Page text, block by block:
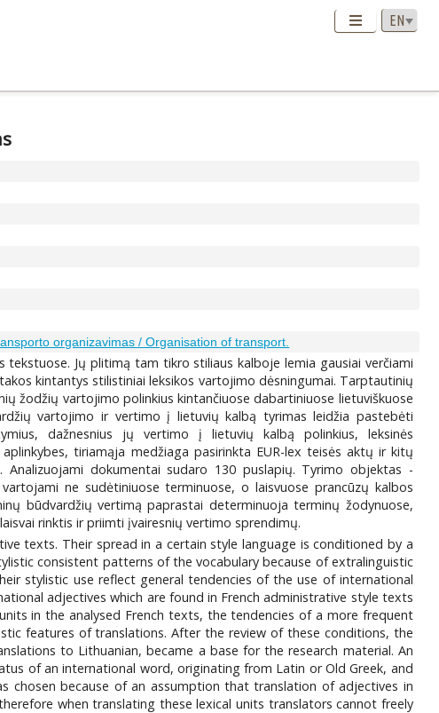
organizavimas / Organisation of transport.
Jų plitimą tam tikro stiliaus kalboje lemia gausiai verčiami
kintantys stilistiniai leksikos vartojimo dėsningumai. Tarptautinių
žodžių vartojimo polinkius kintančiuose dabartiniuose lietuviškuose
vartojimo ir vertimo į lietuvių kalbą tyrimas leidžia pastebėti
dažnesnius jų vertimo į lietuvių kalbą polinkius, leksinės
tiriamąja medžiaga pasirinkta EUR-lex teisės aktų ir kitų
dokumentai sudaro 130 puslapių. Tyrimo objektas -
ne sudėtiniuose terminuose, o laisvuose prancūzų kalbos
būdvardžių vertimą paprastai determinuoja terminų žodynuose,
rinktis ir priimti įvairesnių vertimo sprendimų.
texts. Their spread in a certain style language is conditioned by a
consistent patterns of the vocabulary because of extralinguistic
stylistic use reflect general tendencies of the use of international
adjectives which are found in French administrative style texts
in the analysed French texts, the tendencies of a more frequent
features of translations. After the review of these conditions, the
to Lithuanian, became a base for the research material. An
of an international word, originating from Latin or Old Greek, and
chosen because of an assumption that translation of adjectives in
when translating these lexical units translators cannot freely